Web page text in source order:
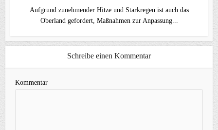
Aufgrund zunehmender Hitze und Starkregen ist auch das
Oberland gefordert, Maßnahmen zur Anpassung...
Schreibe einen Kommentar
Kommentar